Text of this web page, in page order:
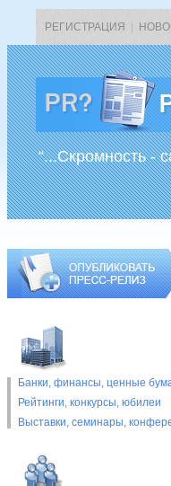
РЕГИСТРАЦИЯ
“...Скромность -
Банки, финансы, ценные
Рейтинги, конкурсы, юбилеи
Выставки, cеминары,